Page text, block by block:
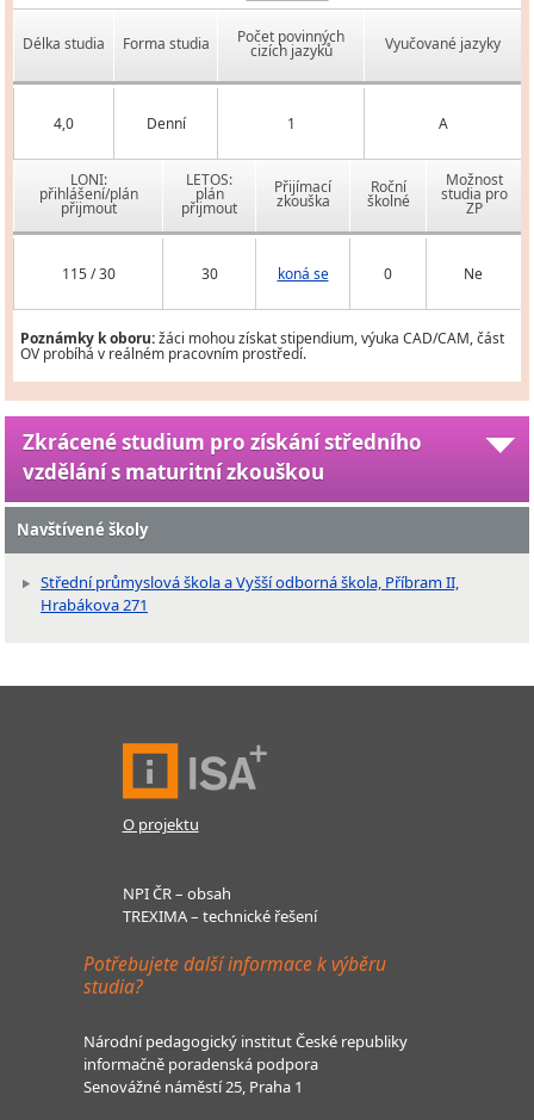
Délka studia Forma studia Počet povinných
cizích jazyků Vyučované jazyky
4,0 Denní 1 A
LONI:
přihlášení/plán
přijmout
LETOS:
plán
přijmout
Přijímací
zkouška
Roční
školné
Možnost
studia pro
ZP
115 / 30 30 koná se 0 Ne
Poznámky k oboru:žáci mohou získat stipendium, výuka CAD/CAM, část
OV probíhá v reálném pracovním prostředí.
Zkrácené studium pro získání středního
vzdělání s maturitní zkouškou
Navštívené školy
Střední průmyslová škola a Vyšší odborná škola, Příbram II,
Hrabákova 271
O projektu
NPI ČR – obsah
TREXIMA – technické řešení
Potřebujete další informace k výběru
studia?
Národní pedagogický institut České republiky
informačně poradenská podpora
Senovážné náměstí 25, Praha 1